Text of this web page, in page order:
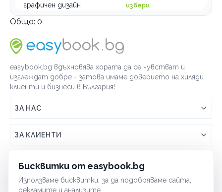
Бисквитки от easybook.bg
Използваме бисквитки, за да подобряваме сайта,
рекламите и анализите.
графичен дизайн
избери
Общо: 0
easybook.bg вдъхновява хората да се чувстват и
изглеждат добре - затова имаме доверието на хиляди
клиенти и бизнеси в България!
ЗА НАС
Връзка с easybook.bg
Как работи easybook
Често задавани въпроси
ЗА КЛИЕНТИ
Условия за ползване
ЗА ТЪРГОВЦИ
Включи бизнеса си
ОБЩИ